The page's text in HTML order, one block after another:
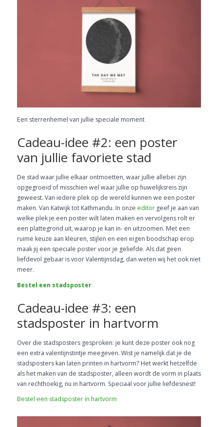
Een sterrenhemel van jullie speciale moment
Cadeau-idee #2: een poster
van jullie favoriete stad
De stad waar jullie elkaar ontmoetten, waar jullie allebei zijn
opgegroeid of misschien wel waar jullie op huwelijksreis zijn
geweest. Van iedere plek op de wereld kunnen we een poster
maken. Van Katwijk tot Kathmandu. In onze editor geef je aan van
welke plek je een poster wilt laten maken en vervolgens rolt er
een plattegrond uit, waarop je kan in- en uitzoomen. Met een
ruime keuze aan kleuren, stijlen en een eigen boodschap erop
maak jij een speciale poster voor je geliefde. Als dat geen
liefdevol gebaar is voor Valentijnsdag, dan weten wij het ook niet
meer.
Bestel een stadsposter
Cadeau-idee #3: een
stadsposter in hartvorm
Over die stadsposters gesproken: je kunt deze poster ook nog
een extra valentijnstintje meegeven. Wist je namelijk dat je de
stadsposters kan laten printen in hartvorm? Het werkt hetzelfde
als het maken van de stadsposter, alleen wordt de vorm in plaats
van rechthoekig, nu in hartvorm. Speciaal voor jullie liefdesnest!
Bestel een stadsposter in hartvorm